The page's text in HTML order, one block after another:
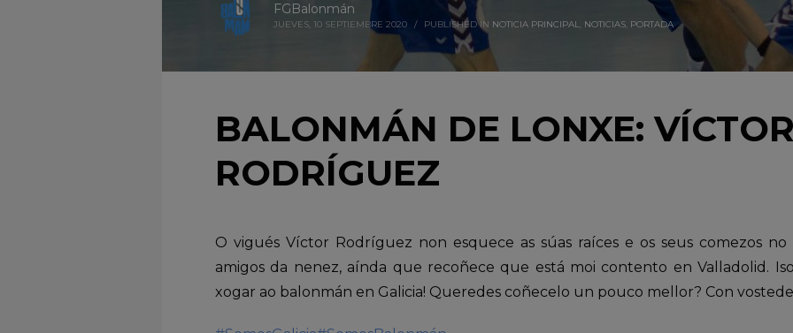
FGBalonmán
JUEVES, 10 SEPTIEMBRE 2020 / PUBLISHED IN NOTICIA PRINCIPAL, NOTICIAS, PORTADA
BALONMÁN DE LONXE:
RODRÍGUEZ
O vigués Víctor Rodríguez non esquece as súas raíces e os seus comezos no
amigos da nenez, aínda que recoñece que está moi contento en Valladolid.
xogar ao balonmán en Galicia! Queredes coñecelo un pouco mellor? Con